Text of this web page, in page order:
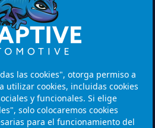
las cookies", otorga permiso a
utilizar cookies, incluidas cookies
y funcionales. Si elige
solo colocaremos cookies
para el funcionamiento del
29
de apertura:
son solo con cita previa.